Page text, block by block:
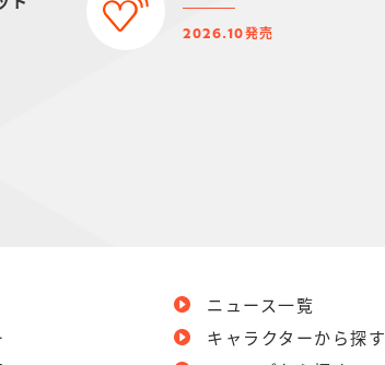
2026.10発売
ニュース一覧
キャラクターから探す